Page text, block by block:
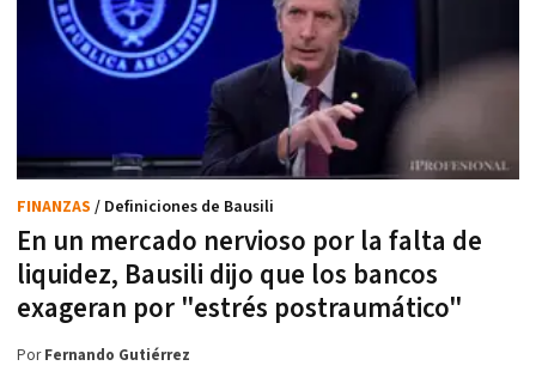
En un mercado nervioso por la falta de
liquidez, Bausili dijo que los bancos
exageran por "estrés postraumático"
FINANZAS / Definiciones de Bausili
PorFernando Gutiérrez